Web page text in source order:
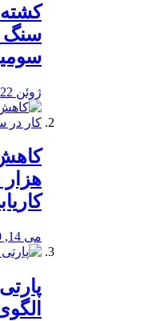
سنگ
ژوئن 22, 2020
هزار
می 14, 2020